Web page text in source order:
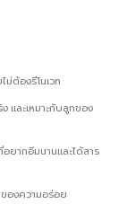
ม่ต้องรีโนเวท
และเหมาะกับลูกของ
ยากอิ่มนานและได้สาร
ของความอร่อย